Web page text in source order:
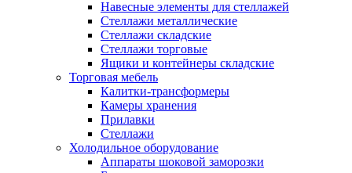
Навесные элементы для стеллажей
Стеллажи металлические
Стеллажи складские
Стеллажи торговые
Ящики и контейнеры складские
Торговая мебель
Калитки-трансформеры
Камеры хранения
Прилавки
Стеллажи
Холодильное оборудование
Аппараты шоковой заморозки